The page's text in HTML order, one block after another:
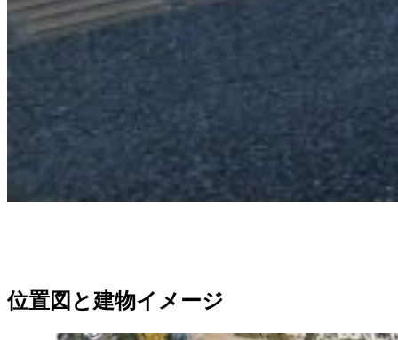
位置図と建物イメージ